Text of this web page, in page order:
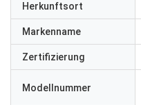
Herkunftsort
Markenname
Zertifizierung
Modellnummer